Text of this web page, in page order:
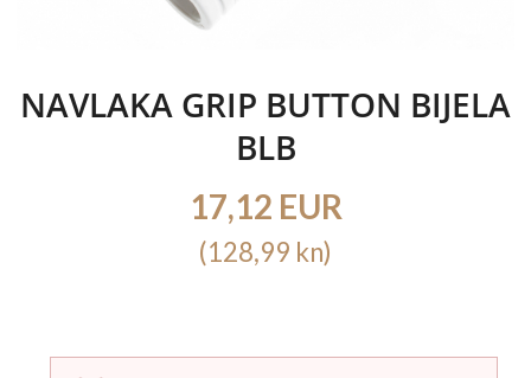
NAVLAKA GRIP BUTTON BIJELA
BLB
17,12 EUR
(128,99 kn)